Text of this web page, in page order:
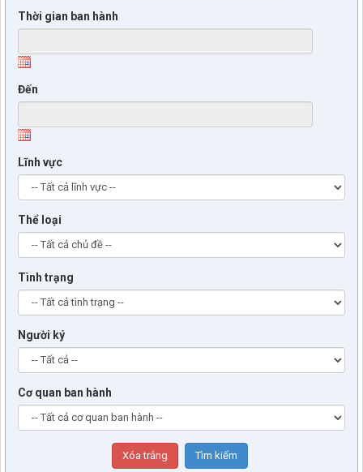
Thời gian ban hành
Đến
Lĩnh vực
Thể loại
Tình trạng
Người ký
Cơ quan ban hành